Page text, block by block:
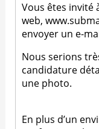
Vous êtes invité
web,
envoyer un e-
Nous serions
candidature
une photo.
En plus d’un